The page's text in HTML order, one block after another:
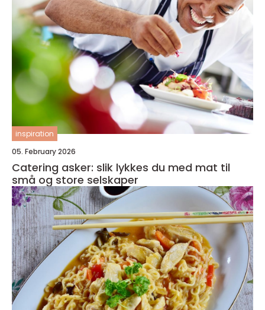
inspiration
05. February 2026
Catering asker: slik lykkes du med mat til
små og store selskaper